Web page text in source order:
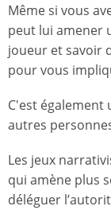
Même si vous
peut lui amener
joueur et savoir
pour vous
C'est également
autres
Les jeux
qui amène plus
déléguer